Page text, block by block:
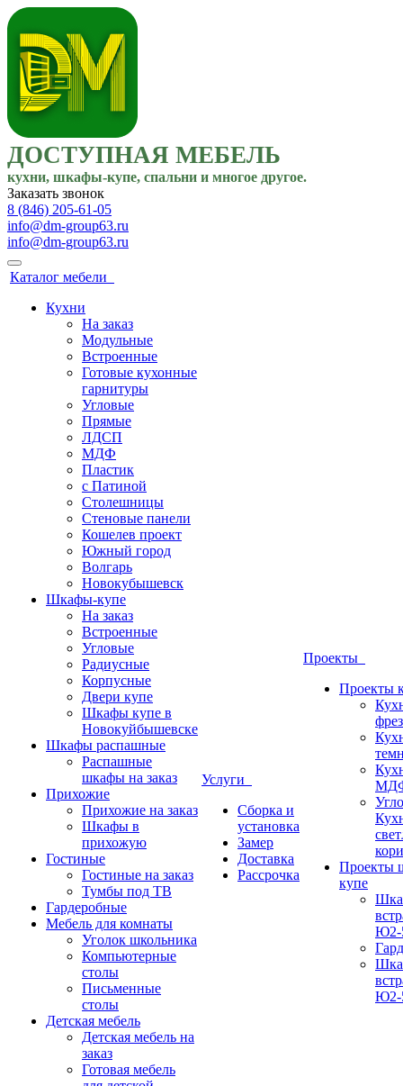
ДОСТУПНАЯ МЕБЕЛЬ
кухни, шкафы-купе, спальни и многое другое.
Заказать звонок
8 (846) 205-61-05
info@dm-group63.ru
info@dm-group63.ru
Каталог мебели
Кухни
На заказ
Модульные
Встроенные
Готовые кухонные
гарнитуры
Угловые
Прямые
ЛДСП
МДФ
Пластик
с Патиной
Столешницы
Стеновые панели
Кошелев проект
Южный город
Волгарь
Новокубышевск
Шкафы-купе
На заказ
Встроенные
Угловые
Радиусные
Корпусные
Двери купе
Шкафы купе в
Новокуйбышевске
Шкафы распашные
Распашные
шкафы на заказ
Прихожие
Прихожие на заказ
Шкафы в
прихожую
Гостиные
Гостиные на заказ
Тумбы под ТВ
Гардеробные
Мебель для комнаты
Уголок школьника
Компьютерные
столы
Письменные
столы
Детская мебель
Детская мебель на
заказ
Готовая мебель
Услуги
Сборка и
установка
Замер
Доставка
Рассрочка
Проекты
Проекты
МДФ
Проекты
купе
Ю2-
Ю2-